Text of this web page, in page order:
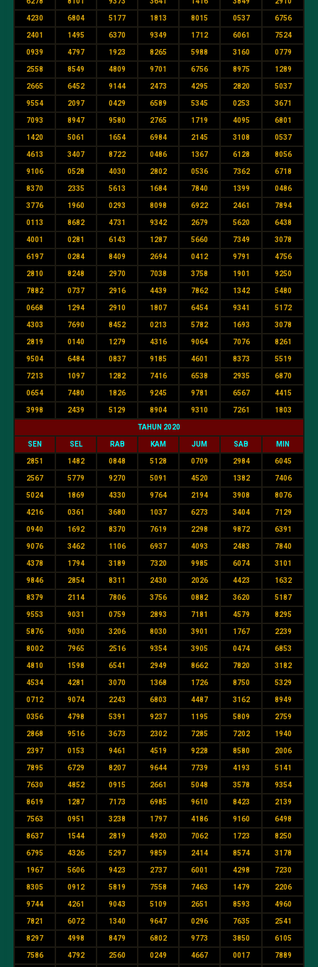
4230 6804 5177 1813 8015 0537 6756
2401 1495 6370 9349 1712 6061 7524
0939 4797 1923 8265 5988 3160 0779
2558 8549 4809 9701 6756 8975 1289
2665 6452 9144 2473 4295 2820 5037
9554 2097 0429 6589 5345 0253 3671
7093 8947 9580 2765 1719 4095 6801
1420 5061 1654 6984 2145 3108 0537
4613 3407 8722 0486 1367 6128 8056
9106 0528 4030 2802 0536 7362 6718
8370 2335 5613 1684 7840 1399 0486
3776 1960 0293 8098 6922 2461 7894
0113 8682 4731 9342 2679 5620 6438
4001 0281 6143 1287 5660 7349 3078
6197 0284 8409 2694 0412 9791 4756
2810 8248 2970 7038 3758 1901 9250
7882 0737 2916 4439 7862 1342 5480
0668 1294 2910 1807 6454 9341 5172
4303 7690 8452 0213 5782 1693 3078
2819 0140 1279 4316 9064 7076 8261
9504 6484 0837 9185 4601 8373 5519
7213 1097 1282 7416 6538 2935 6870
0654 7480 1826 9245 9781 6567 4415
3998 2439 5129 8904 9310 7261 1803
TAHUN 2020
SEN SEL RAB KAM JUM SAB MIN
2851 1482 0848 5128 0709 2984 6045
2567 5779 9270 5091 4520 1382 7406
5024 1869 4330 9764 2194 3908 8076
4216 0361 3680 1037 6273 3404 7129
0940 1692 8370 7619 2298 9872 6391
9076 3462 1106 6937 4093 2483 7840
4378 1794 3189 7320 9985 6074 3101
9846 2854 8311 2430 2026 4423 1632
8379 2114 7806 3756 0882 3620 5187
9553 9031 0759 2893 7181 4579 8295
5876 9030 3206 8030 3901 1767 2239
8002 7965 2516 9354 3905 0474 6853
4810 1598 6541 2949 8662 7820 3182
4534 4281 3070 1368 1726 8750 5329
0712 9074 2243 6803 4487 3162 8949
0356 4798 5391 9237 1195 5809 2759
2868 9516 3673 2302 7285 7202 1940
2397 0153 9461 4519 9228 8580 2006
7895 6729 8207 9644 7739 4193 5141
7630 4852 0915 2661 5048 3578 9354
8619 1287 7173 6985 9610 8423 2139
7563 0951 3238 1797 4186 9160 6498
8637 1544 2819 4920 7062 1723 8250
6795 4326 5297 9859 2414 8574 3178
1967 5606 9423 2737 6001 4298 7230
8305 0912 5819 7558 7463 1479 2206
9744 4261 9043 5109 2651 8593 4960
7821 6072 1340 9647 0296 7635 2541
8297 4998 8479 6802 9773 3850 6105
7586 4792 2560 0249 4667 0017 7889